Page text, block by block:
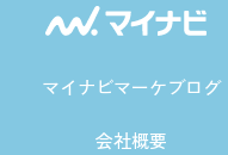
マイナビマーケブログ
会社概要